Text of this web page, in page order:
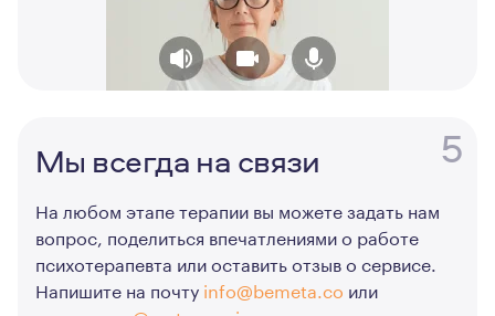
5
Мы всегда на связи
На любом этапе терапии вы можете задать нам
вопрос, поделиться впечатлениями о работе
психотерапевта или оставить отзыв о сервисе.
Напишите на почту info@bemeta.co или